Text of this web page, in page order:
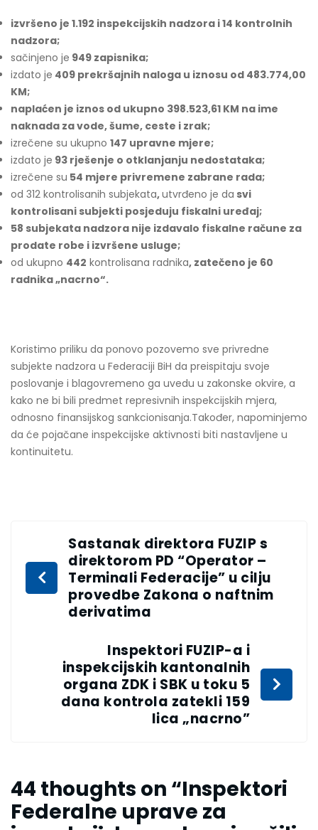
izvršeno je 1.192 inspekcijskih nadzora i 14 kontrolnih
nadzora;
sačinjeno je 949 zapisnika;
izdato je 409 prekršajnih naloga u iznosu od 483.774,00
KM;
naplaćen je iznos od ukupno 398.523,61 KM na ime
naknada za vode, šume, ceste i zrak;
izrečene su ukupno 147 upravne mjere;
izdato je 93 rješenje o otklanjanju nedostataka;
izrečene su 54 mjere privremene zabrane rada;
od 312 kontrolisanih subjekata,utvrđeno je da svi
kontrolisani subjekti posjeduju fiskalni uređaj;
58 subjekata nadzora nije izdavalo fiskalne račune za
prodate robe i izvršene usluge;
od ukupno 442 kontrolisana radnika, zatečeno je 60
radnika „nacrno“.
Koristimo priliku da ponovo pozovemo sve privredne
subjekte nadzora u Federaciji BiH da preispitaju svoje
poslovanje i blagovremeno ga uvedu u zakonske okvire, a
kako ne bi bili predmet represivnih inspekcijskih mjera,
odnosno finansijskog sankcionisanja.Također, napominjemo
da će pojačane inspekcijske aktivnosti biti nastavljene u
kontinuitetu.
Sastanak direktora FUZIP s
direktorom PD “Operator –
Terminali Federacije” u cilju
provedbe Zakona o naftnim
derivatima
Inspektori FUZIP-a i
inspekcijskih kantonalnih
organa ZDK i SBK u toku 5
dana kontrola zatekli 159
lica „nacrno”
44 thoughts on “Inspektori
Federalne uprave za